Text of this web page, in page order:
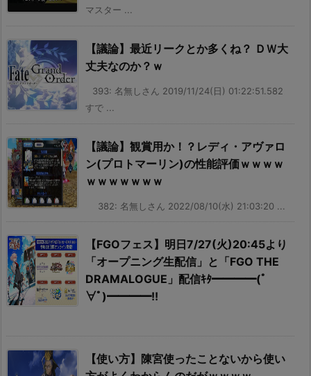
マスター ...
【議論】最近リークとか多くね？ ＤＷ大
丈夫なのか？ｗ
393: 名無しさん 2019/11/24(日) 01:22:51.582
すで ...
【議論】観賞用か！？レディ・アヴァロ
ン(プロトマーリン)の性能評価ｗｗｗｗ
ｗｗｗｗｗｗｗ
382: 名無しさん 2022/08/10(水) 21:03:20 ...
【FGOフェス】明日7/27(火)20:45より
「オープニング生配信」と「FGO THE
DRAMALOGUE」配信ｷﾀ━━━━(ﾟ
∀ﾟ)━━━━!!
【使い方】陳宮使ったことないから使い